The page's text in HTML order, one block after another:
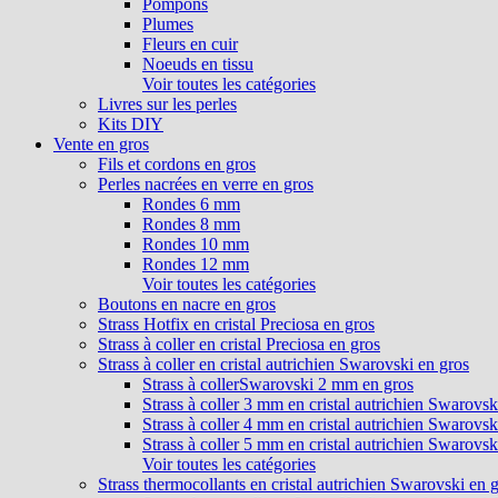
Pompons
Plumes
Fleurs en cuir
Noeuds en tissu
Voir toutes les catégories
Livres sur les perles
Kits DIY
Vente en gros
Fils et cordons en gros
Perles nacrées en verre en gros
Rondes 6 mm
Rondes 8 mm
Rondes 10 mm
Rondes 12 mm
Voir toutes les catégories
Boutons en nacre en gros
Strass Hotfix en cristal Preciosa en gros
Strass à coller en cristal Preciosa en gros
Strass à coller en cristal autrichien Swarovski en gros
Strass à collerSwarovski 2 mm en gros
Strass à coller 3 mm en cristal autrichien
Strass à coller 4 mm en cristal autrichien
Strass à coller 5 mm en cristal autrichien
Voir toutes les catégories
Strass thermocollants en cristal autrichien Swarovski en